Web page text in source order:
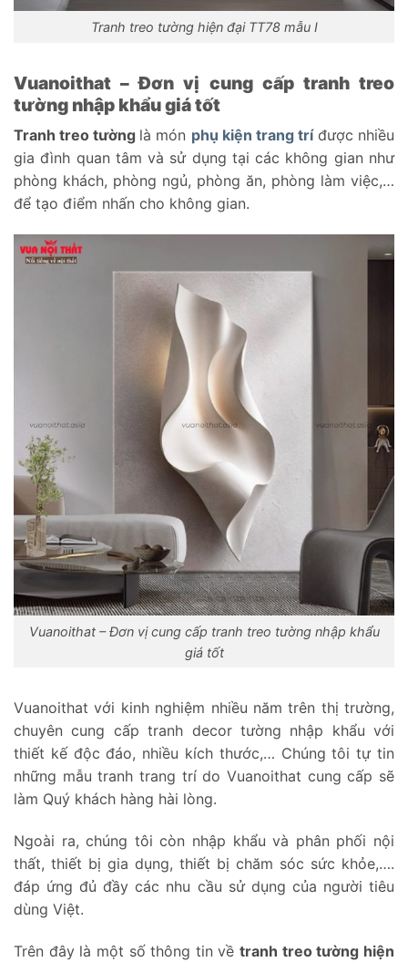
Tranh treo tường hiện đại TT78 mẫu I
Vuanoithat – Đơn vị cung cấp tranh treo
tường nhập khẩu giá tốt
Tranh treo tường là món phụ kiện trang tríđược nhiều
gia đình quan tâm và sử dụng tại các không gian như
phòng khách, phòng ngủ, phòng ăn, phòng làm việc,…
để tạo điểm nhấn cho không gian.
Vuanoithat – Đơn vị cung cấp tranh treo tường nhập khẩu
giá tốt
Vuanoithat với kinh nghiệm nhiều năm trên thị trường,
chuyên cung cấp tranh decor tường nhập khẩu với
thiết kế độc đáo, nhiều kích thước,… Chúng tôi tự tin
những mẫu tranh trang trí do Vuanoithat cung cấp sẽ
làm Quý khách hàng hài lòng.
Ngoài ra, chúng tôi còn nhập khẩu và phân phối nội
thất, thiết bị gia dụng, thiết bị chăm sóc sức khỏe,….
đáp ứng đủ đầy các nhu cầu sử dụng của người tiêu
dùng Việt.
Trên đây là một số thông tin vềtranh treo tường hiện